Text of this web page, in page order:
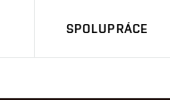
SPOLUPRÁCE